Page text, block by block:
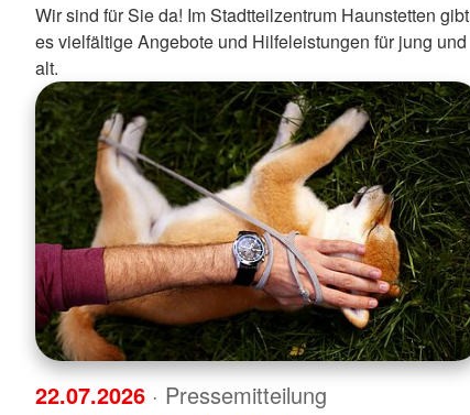
Wir sind für Sie da! Im Stadtteilzentrum Haunstetten gibt
es vielfältige Angebote und Hilfeleistungen für jung und
alt.
22.07.2026 · Pressemitteilung